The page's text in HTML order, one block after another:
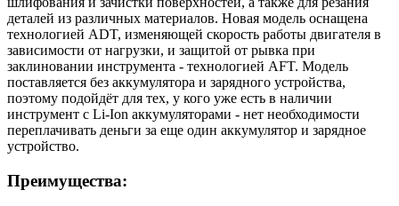
деталей из различных материалов. Новая модель оснащена
технологией ADT, изменяющей скорость работы двигателя в
зависимости от нагрузки, и защитой от рывка при
заклиновании инструмента - технологией AFT. Модель
поставляется без аккумулятора и зарядного устройства,
поэтому подойдёт для тех, у кого уже есть в наличии
инструмент с Li-Ion аккумуляторами - нет необходимости
переплачивать деньги за еще один аккумулятор и зарядное
устройство.
Преимущества: